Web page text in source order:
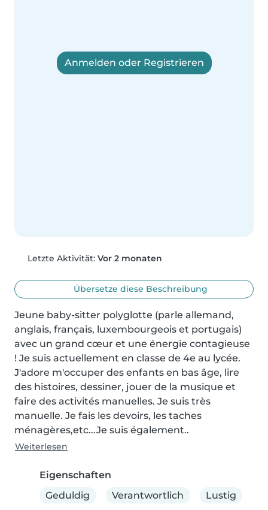
Anmelden oder Registrieren
Letzte Aktivität: Vor 2 monaten
Übersetze diese Beschreibung
Jeune baby-sitter polyglotte (parle allemand,
anglais, français, luxembourgeois et portugais)
avec un grand cœur et une énergie contagieuse
! Je suis actuellement en classe de 4e au lycée.
J'adore m'occuper des enfants en bas âge, lire
des histoires, dessiner, jouer de la musique et
faire des activités manuelles. Je suis très
manuelle. Je fais les devoirs, les taches
ménagères,etc...Je suis également..
Weiterlesen
Eigenschaften
Geduldig
Verantwortlich Lustig